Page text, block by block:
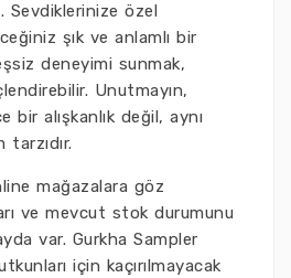
Sevdiklerinize özel
şık ve anlamlı bir
deneyimi sunmak,
Unutmayın,
bir alışkanlık değil, aynı
mağazalara göz
ve mevcut stok durumunu
var. Gurkha Sampler
için kaçırılmayacak